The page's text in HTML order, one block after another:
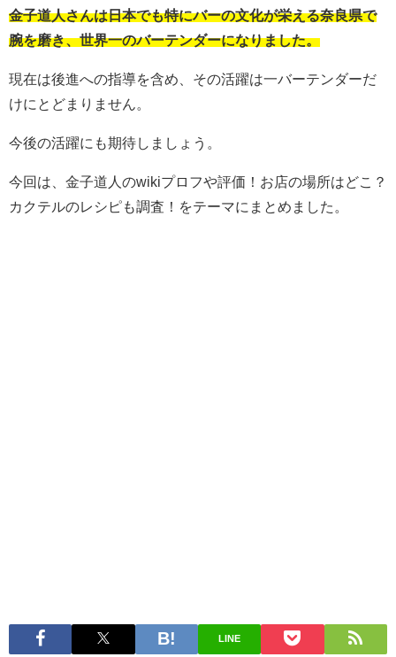
金子道人さんは日本でも特にバーの文化が栄える奈良県で
腕を磨き、世界一のバーテンダーになりました。
現在は後進への指導を含め、その活躍は一バーテンダーだ
けにとどまりません。
今後の活躍にも期待しましょう。
今回は、金子道人のwikiプロフや評価！お店の場所はどこ？
カクテルのレシピも調査！をテーマにまとめました。
LINE